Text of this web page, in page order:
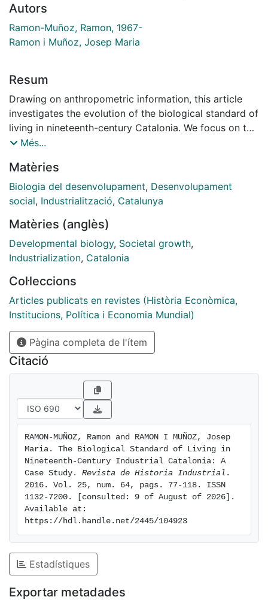
Autors
Ramon-Muñoz, Ramon, 1967-
Ramon i Muñoz, Josep Maria
Resum
Drawing on anthropometric information, this article
investigates the evolution of the biological standard of
living in nineteenth-century Catalonia. We focus on the
city of Igualada, one of Catalonia's main textile
show a decline in the height of males born between
the 1830s and the 1860s, the period in which factory-
based industrialisation emerged and became
inequality rose during the third quarter of the
nineteenth century. The empirical evidence gathered
provides further support for the pessimistic view of
stages of industrialisation.
Més...
Matèries
Biologia del desenvolupament, Desenvolupament
social, Industrialització, Catalunya
Matèries (anglès)
Developmental biology, Societal growth,
Industrialization, Catalonia
Col·leccions
Articles publicats en revistes (Història Econòmica,
Institucions, Política i Economia Mundial)
Pàgina completa de l'ítem
Citació
RAMON-MUÑOZ, Ramon and RAMON I MUÑOZ, Josep
Maria. The Biological Standard of Living in
Nineteenth-Century Industrial Catalonia: A
Case Study. Revista de Historia Industrial .
2016. Vol. 25, num. 64, pags. 77-118. ISSN
1132-7200. [consulted: 9 of August of 2026].
Available at:
https://hdl.handle.net/2445/104923
Estadístiques
Exportar metadades